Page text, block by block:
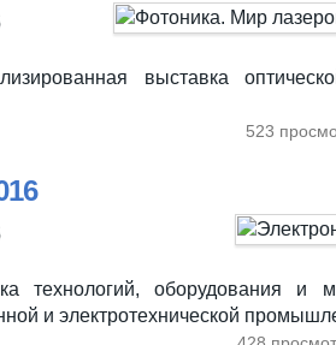
выставка
523
технологий, оборудования и
и электротехнической